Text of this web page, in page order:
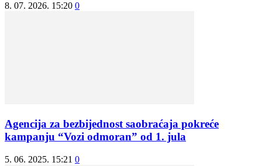
8. 07. 2026. 15:20 0
Agencija za bezbijednost saobraćaja pokreće
kampanju “Vozi odmoran” od 1. jula
5. 06. 2025. 15:21 0